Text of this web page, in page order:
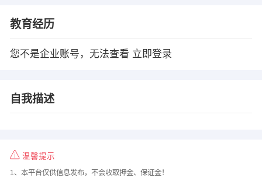
教育经历
您不是企业账号，无法查看 立即登录
自我描述
温馨提示
1、本平台仅供信息发布，不会收取押金、保证金！